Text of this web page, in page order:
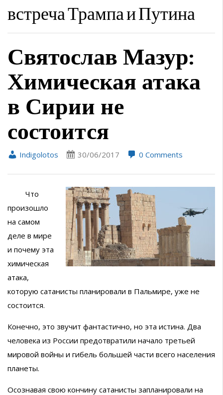
встреча Трампа и Путина
Святослав Мазур:
Химическая атака
в Сирии не
состоится
Indigolotos 30/06/2017 0 Comments
Что
произошло
на самом
деле в мире
и почему эта
химическая
атака,
которую сатанисты планировали в Пальмире, уже не
состоится.
Конечно, это звучит фантастично, но эта истина. Два
человека из России предотвратили начало третьей
мировой войны и гибель большей части всего населения
планеты.
Осознавая свою кончину сатанисты запланировали на